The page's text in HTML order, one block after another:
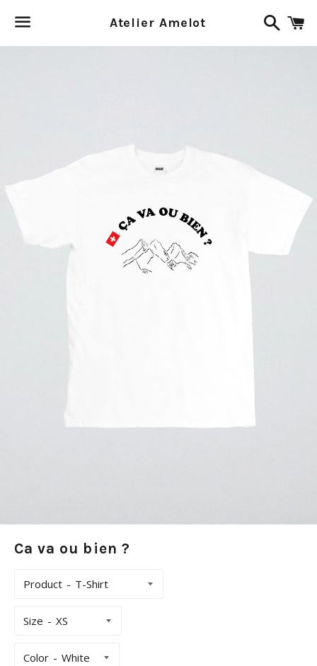
Atelier Amelot
Ca va ou bien ?
Product
Size
Color